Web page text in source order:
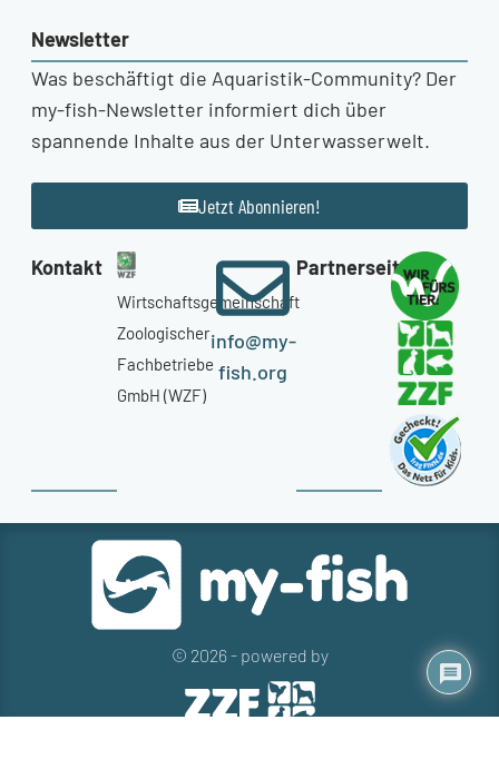
Newsletter
Was beschäftigt die Aquaristik-Community? Der
my-fish-Newsletter informiert dich über
spannende Inhalte aus der Unterwasserwelt.
Jetzt Abonnieren!
Kontakt
Wirtschaftsgemeinschaft
Zoologischer
Fachbetriebe
GmbH (WZF)
info@my-
fish.org
Partnerseiten
© 2026 - powered by